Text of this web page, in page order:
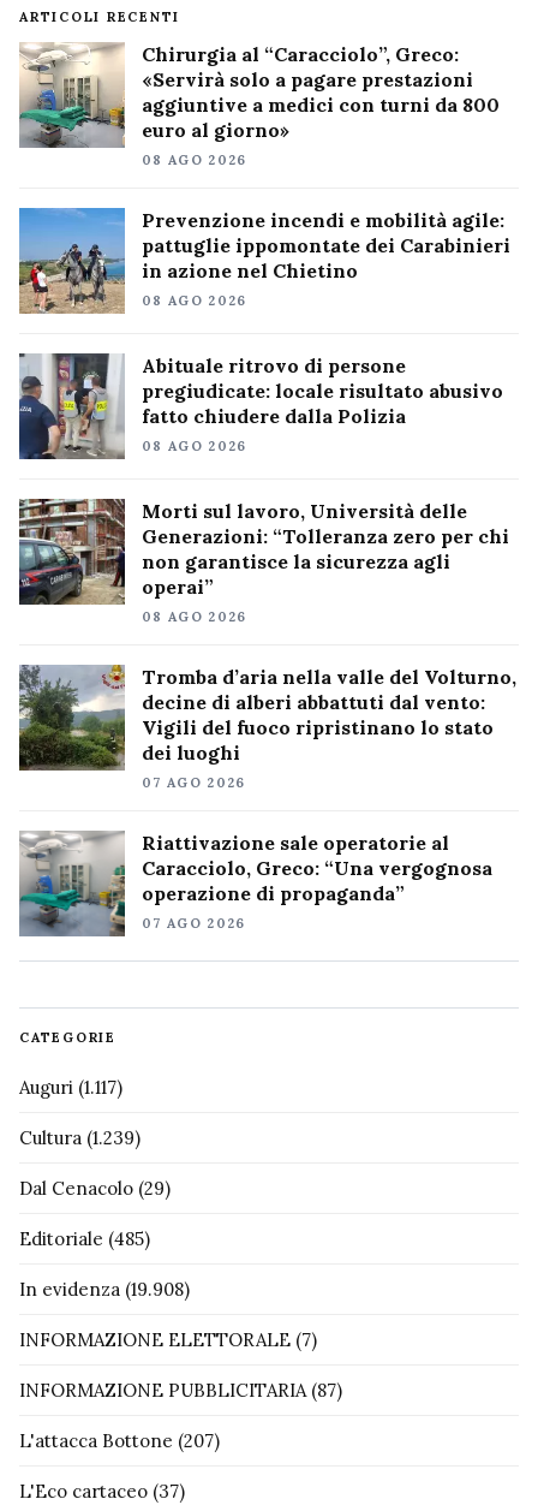
ARTICOLI RECENTI
Chirurgia al “Caracciolo”, Greco:
«Servirà solo a pagare prestazioni
aggiuntive a medici con turni da 800
euro al giorno»
08 AGO 2026
Prevenzione incendi e mobilità agile:
pattuglie ippomontate dei Carabinieri
in azione nel Chietino
08 AGO 2026
Abituale ritrovo di persone
pregiudicate: locale risultato abusivo
fatto chiudere dalla Polizia
08 AGO 2026
Morti sul lavoro, Università delle
Generazioni: “Tolleranza zero per chi
non garantisce la sicurezza agli
operai”
08 AGO 2026
Tromba d’aria nella valle del Volturno,
decine di alberi abbattuti dal vento:
Vigili del fuoco ripristinano lo stato
dei luoghi
07 AGO 2026
Riattivazione sale operatorie al
Caracciolo, Greco: “Una vergognosa
operazione di propaganda”
07 AGO 2026
CATEGORIE
Auguri (1.117)
Cultura (1.239)
Dal Cenacolo (29)
Editoriale (485)
In evidenza (19.908)
INFORMAZIONE ELETTORALE (7)
INFORMAZIONE PUBBLICITARIA(87)
L'attacca Bottone (207)
L'Eco cartaceo (37)